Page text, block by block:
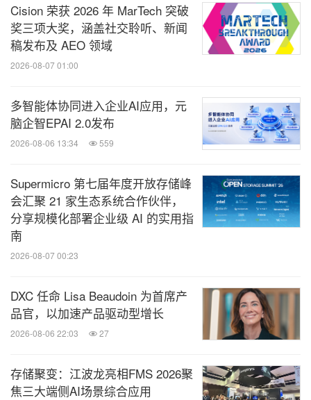
Cision 荣获 2026 年 MarTech 突破
奖三项大奖，涵盖社交聆听、新闻
稿发布及 AEO 领域
2026-08-07 01:00
多智能体协同进入企业AI应用，元
脑企智EPAI 2.0发布
2026-08-06 13:34 559
Supermicro 第七届年度开放存储峰
会汇聚 21 家生态系统合作伙伴，
分享规模化部署企业级 AI 的实用指
南
2026-08-07 00:23
DXC 任命 Lisa Beaudoin 为首席产
品官，以加速产品驱动型增长
2026-08-06 22:03 27
存储聚变：江波龙亮相FMS 2026聚
焦三大端侧AI场景综合应用